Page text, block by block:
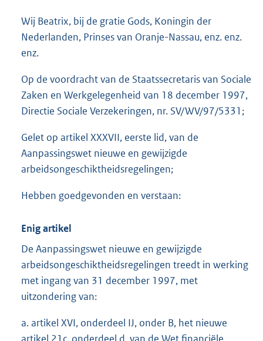
t
:
K
b
Wij Beatrix, bij de gratie Gods, Koningin der
Nederlanden, Prinses van Oranje-Nassau, enz. enz.
enz.
Op de voordracht van de Staatssecretaris van Sociale
Zaken en Werkgelegenheid van 18 december 1997,
Directie Sociale Verzekeringen, nr. SV/WV/97/5331;
Gelet op artikel XXXVII, eerste lid, van de
Aanpassingswet nieuwe en gewijzigde
arbeidsongeschiktheidsregelingen;
Hebben goedgevonden en verstaan:
Enig artikel
De Aanpassingswet nieuwe en gewijzigde
arbeidsongeschiktheidsregelingen treedt in werking
met ingang van 31 december 1997, met
uitzondering van:
a. artikel XVI, onderdeel IJ, onder B, het nieuwe